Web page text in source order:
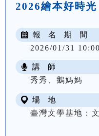
2026繪本好時光
報 名 期 間
2026/01/31
講 師
秀秀、鵝媽媽
場 地
臺灣文學基地：